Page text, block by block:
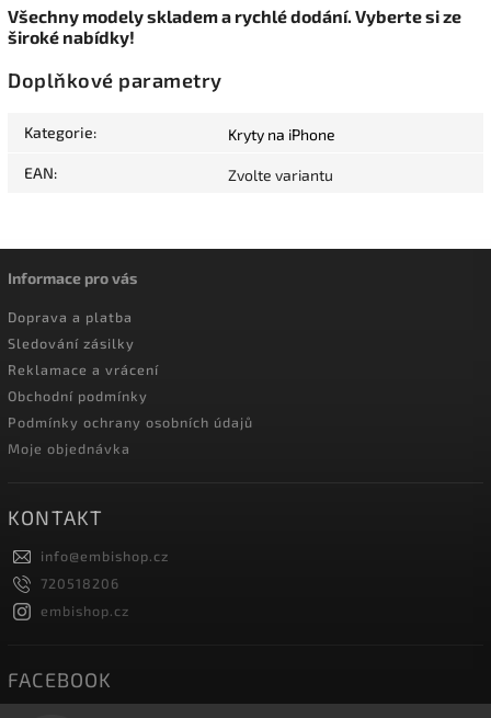
Všechny modely skladem a rychlé dodání. Vyberte si ze
široké nabídky!
Doplňkové parametry
Kategorie: Kryty na iPhone
EAN: Zvolte variantu
Informace pro vás
Doprava a platba
Sledování zásilky
Reklamace a vrácení
Obchodní podmínky
Podmínky ochrany osobních údajů
Moje objednávka
KONTAKT
info@embishop.cz
720518206
embishop.cz
FACEBOOK